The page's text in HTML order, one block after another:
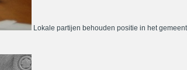
Lokale partijen behouden positie in het